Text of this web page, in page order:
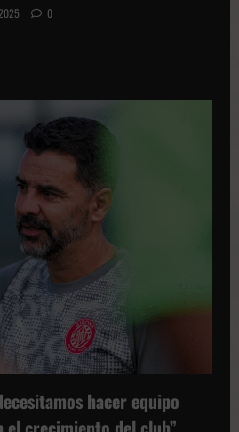
0
hacer equipo